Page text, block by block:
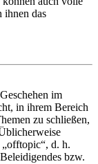
ihnen das
im
in ihrem Bereich
zu schließen,
d. h.
bzw.